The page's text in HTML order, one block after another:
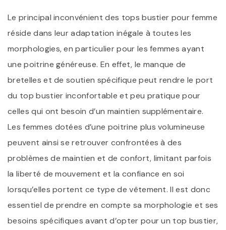
Le principal inconvénient des tops bustier pour femme
réside dans leur adaptation inégale à toutes les
morphologies, en particulier pour les femmes ayant
une poitrine généreuse. En effet, le manque de
bretelles et de soutien spécifique peut rendre le port
du top bustier inconfortable et peu pratique pour
celles qui ont besoin d’un maintien supplémentaire.
Les femmes dotées d’une poitrine plus volumineuse
peuvent ainsi se retrouver confrontées à des
problèmes de maintien et de confort, limitant parfois
la liberté de mouvement et la confiance en soi
lorsqu’elles portent ce type de vêtement. Il est donc
essentiel de prendre en compte sa morphologie et ses
besoins spécifiques avant d’opter pour un top bustier,